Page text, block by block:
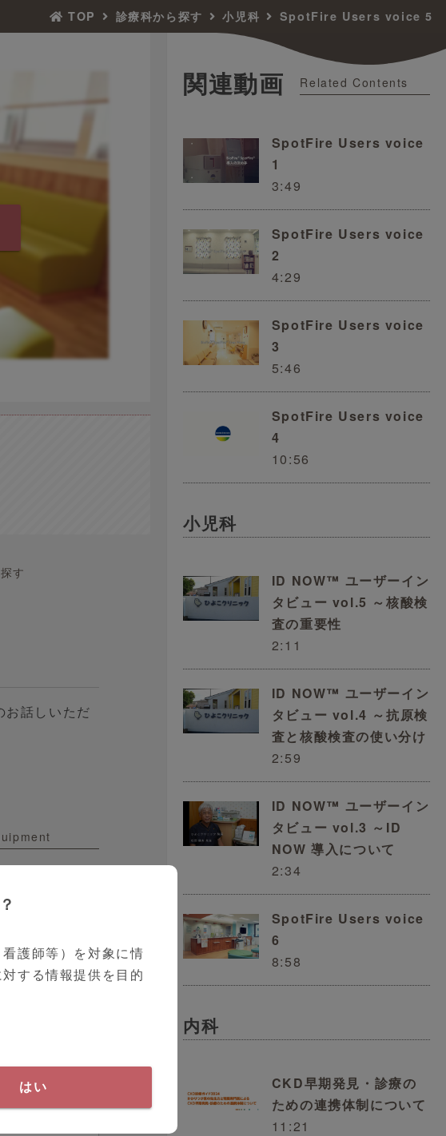
TOP 診療科から探す 小児科 SpotFire Users voice 5
す
話しいただ
関連動画 Related Contents
SpotFire Users voice
1
3:49
SpotFire Users voice
2
4:29
SpotFire Users voice
3
5:46
SpotFire Users voice
4
10:56
小児科
ID NOW™ ユーザーイン
タビュー vol.5 ～核酸検
査の重要性
2:11
ID NOW™ ユーザーイン
タビュー vol.4 ～抗原検
査と核酸検査の使い分け
2:59
ID NOW™ ユーザーイン
タビュー vol.3 ～ID
NOW 導入について
2:34
SpotFire Users voice
6
8:58
内科
CKD早期発見・診療の
ための連携体制について
11:21
護師等）を対象に情
する情報提供を目的
はい